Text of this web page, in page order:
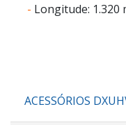
- Longitude: 1.320
ACESSÓRIOS